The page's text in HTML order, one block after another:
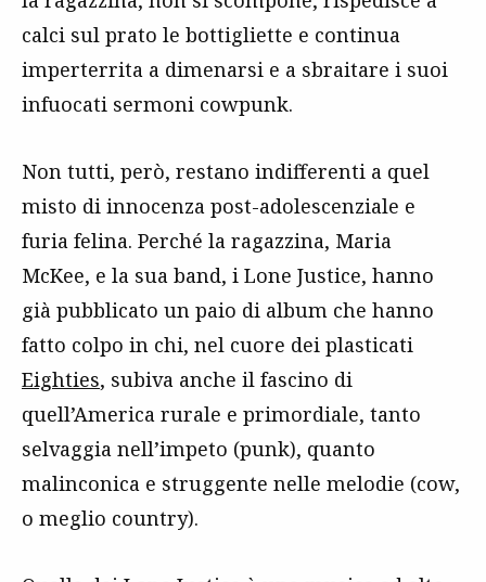
calci sul prato le bottigliette e continua
imperterrita a dimenarsi e a sbraitare i suoi
infuocati sermoni cowpunk.
Non tutti, però, restano indifferenti a quel
misto di innocenza post-adolescenziale e
furia felina. Perché la ragazzina, Maria
McKee, e la sua band, i Lone Justice, hanno
già pubblicato un paio di album che hanno
fatto colpo in chi, nel cuore dei plasticati
Eighties, subiva anche il fascino di
quell’America rurale e primordiale, tanto
selvaggia nell’impeto (punk), quanto
malinconica e struggente nelle melodie (cow,
o meglio country).